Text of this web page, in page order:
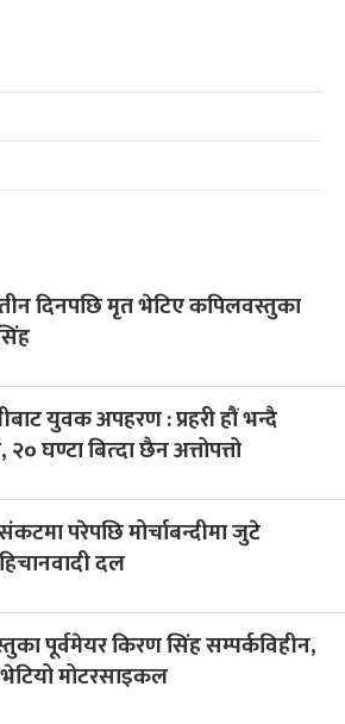
दिनपछि मृत भेटिए कपिलवस्तुका
युवक अपहरण : प्रहरी हौं भन्दै
घण्टा बित्दा छैन अत्तोपत्तो
परेपछि मोर्चाबन्दीमा जुटे
दल
पूर्वमेयर किरण सिंह सम्पर्कविहीन,
मोटरसाइकल